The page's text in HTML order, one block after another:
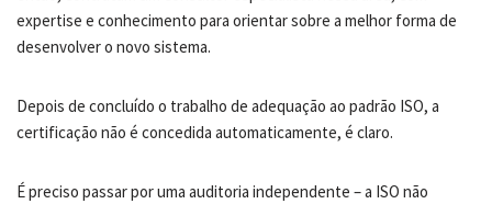
expertise e conhecimento para orientar sobre a melhor forma de
desenvolver o novo sistema.
Depois de concluído o trabalho de adequação ao padrão ISO, a
certificação não é concedida automaticamente, é claro.
É preciso passar por uma auditoria independente – a ISO não